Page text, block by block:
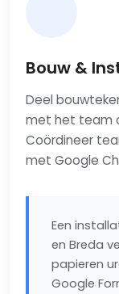
Bouw &
Deel
met het team
Coördineer
met Google
Een
en Breda
papieren
Google